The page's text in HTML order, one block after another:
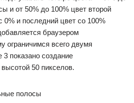
и от 50% до 100% цвет второй
и последний цвет со 100%
браузером
ограничимся всего двумя
показано создание
50 пикселов.
полосы